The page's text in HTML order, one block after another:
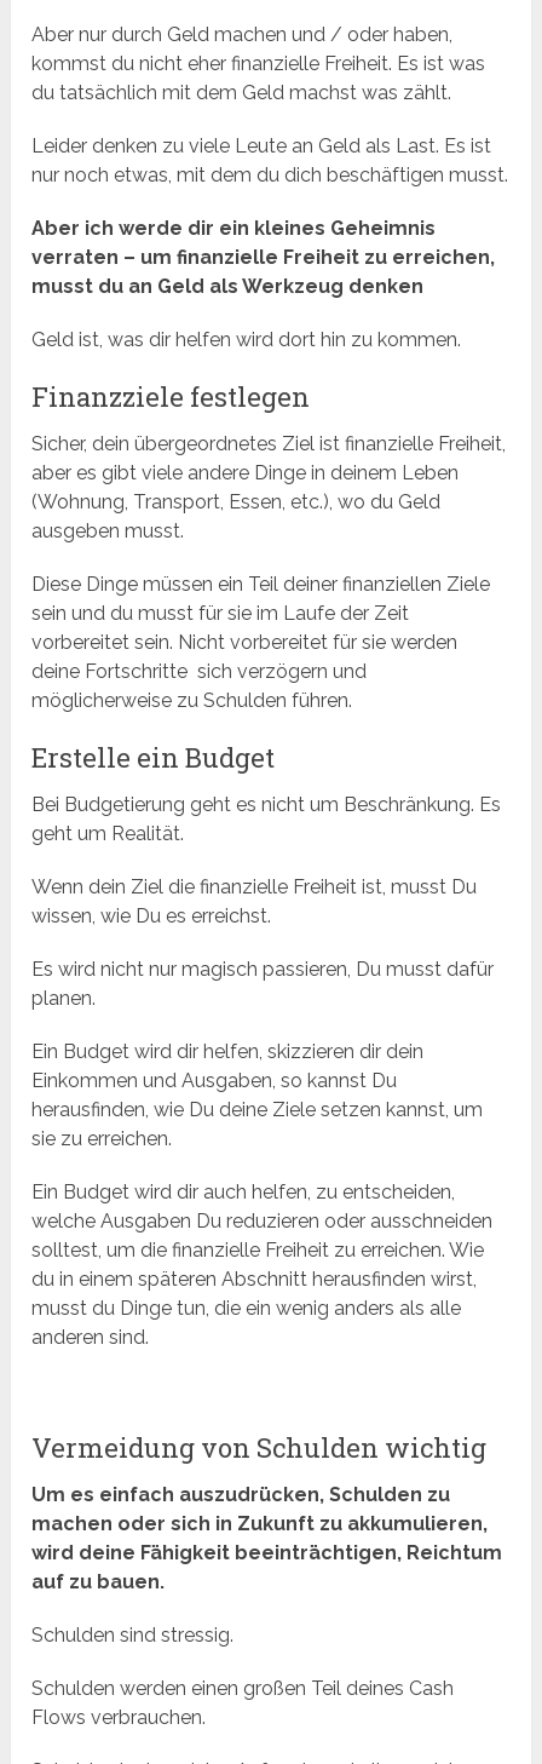
Aber nur durch Geld machen und / oder haben,
kommst du nicht eher finanzielle Freiheit. Es ist was
du tatsächlich mit dem Geld machst was zählt.
Leider denken zu viele Leute an Geld als Last. Es ist
nur noch etwas, mit dem du dich beschäftigen musst.
Aber ich werde dir ein kleines Geheimnis
verraten – um finanzielle Freiheit zu erreichen,
musst du an Geld als Werkzeug denken
Geld ist, was dir helfen wird dort hin zu kommen.
Finanzziele festlegen
Sicher, dein übergeordnetes Ziel ist finanzielle Freiheit,
aber es gibt viele andere Dinge in deinem Leben
(Wohnung, Transport, Essen, etc.), wo du Geld
ausgeben musst.
Diese Dinge müssen ein Teil deiner finanziellen Ziele
sein und du musst für sie im Laufe der Zeit
vorbereitet sein. Nicht vorbereitet für sie werden
deine Fortschritte sich verzögern und
möglicherweise zu Schulden führen.
Erstelle ein Budget
Bei Budgetierung geht es nicht um Beschränkung. Es
geht um Realität.
Wenn dein Ziel die finanzielle Freiheit ist, musst Du
wissen, wie Du es erreichst.
Es wird nicht nur magisch passieren, Du musst dafür
planen.
Ein Budget wird dir helfen, skizzieren dir dein
Einkommen und Ausgaben, so kannst Du
herausfinden, wie Du deine Ziele setzen kannst, um
sie zu erreichen.
Ein Budget wird dir auch helfen, zu entscheiden,
welche Ausgaben Du reduzieren oder ausschneiden
solltest, um die finanzielle Freiheit zu erreichen. Wie
du in einem späteren Abschnitt herausfinden wirst,
musst du Dinge tun, die ein wenig anders als alle
anderen sind.
Vermeidung von Schulden wichtig
Um es einfach auszudrücken, Schulden zu
machen oder sich in Zukunft zu akkumulieren,
wird deine Fähigkeit beeinträchtigen, Reichtum
auf zu bauen.
Schulden sind stressig.
Schulden werden einen großen Teil deines Cash
Flows verbrauchen.